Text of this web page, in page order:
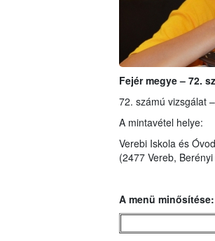
Fejér megye – 72.
72. számú vizsgálat
A mintavétel helye:
Verebi Iskola és
(2477 Vereb,
A menü minősítése: